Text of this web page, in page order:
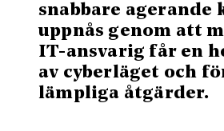
snabbare agerande
uppnås genom att
IT-ansvarig får en
av cyberläget och
lämpliga åtgärder.